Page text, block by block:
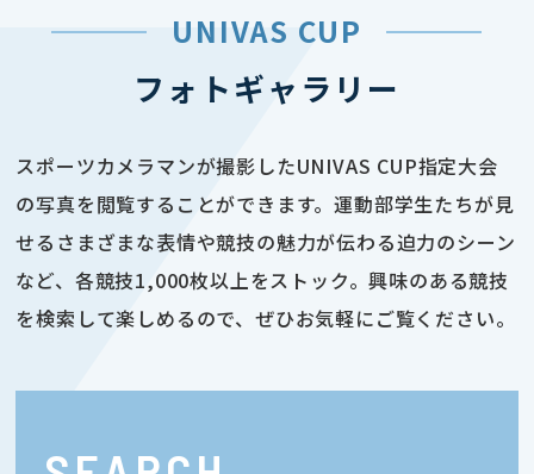
UNIVAS CUP
フォトギャラリー
スポーツカメラマンが撮影したUNIVAS CUP指定大会
の写真を閲覧することができます。運動部学生たちが見
せるさまざまな表情や競技の魅力が伝わる迫力のシーン
など、各競技1,000枚以上をストック。興味のある競技
を検索して楽しめるので、ぜひお気軽にご覧ください。